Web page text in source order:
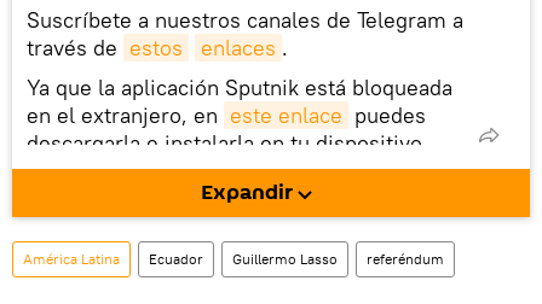
Suscríbete a nuestros canales de Telegram a
través de estos enlaces .
Ya que la aplicación Sputnik está bloqueada
en el extranjero, en este enlace puedes
descargarla e instalarla en tu dispositivo
móvil (¡solo para Android!).
También tenemos una cuenta en la red
social rusa VK .
Expandir
América Latina Ecuador Guillermo Lasso referéndum